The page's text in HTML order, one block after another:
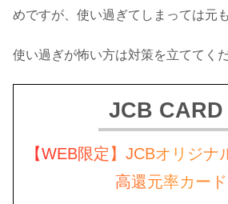
めですが、使い過ぎてしまっては元
使い過ぎが怖い方は対策を立ててく
JCB CARD
【WEB限定】JCBオリジ
高還元率カード